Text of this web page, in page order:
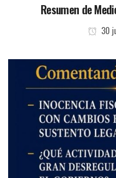
Resumen de
30